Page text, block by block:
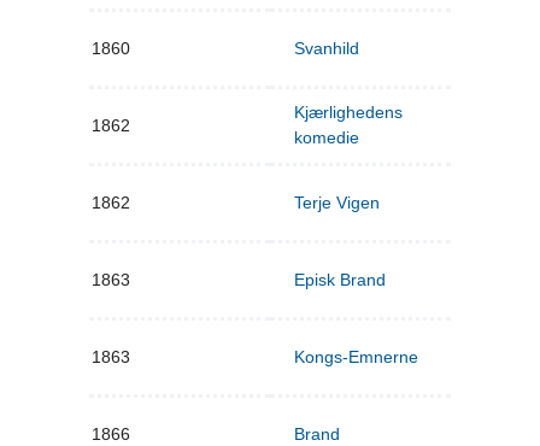
1860 Svanhild
1862
Kjærlighedens
komedie
1862 Terje Vigen
1863 Episk Brand
1863 Kongs-Emnerne
1866 Brand